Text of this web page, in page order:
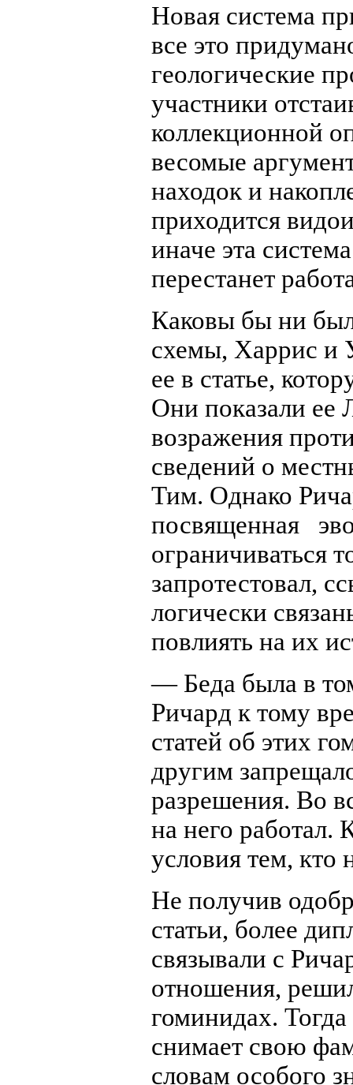
Новая система
все это
геологические
участники
коллекционной
весомые
находок и
приходится
иначе эта
перестанет
Каковы бы ни
схемы, Харрис и
ее в статье,
Они показали ее
возражения
сведений о
Тим. Однако
посвященная
ограничиваться
запротестовал,
логически
повлиять на их
— Беда была в
Ричард к тому
статей об этих
другим
разрешения. Во
на него работал.
условия тем, кто
Не получив
статьи, более
связывали с
отношения,
гоминидах.
снимает свою
словам особого